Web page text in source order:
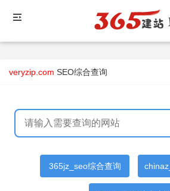
veryzip.com SEO综合查询
365jz_seo综合查询